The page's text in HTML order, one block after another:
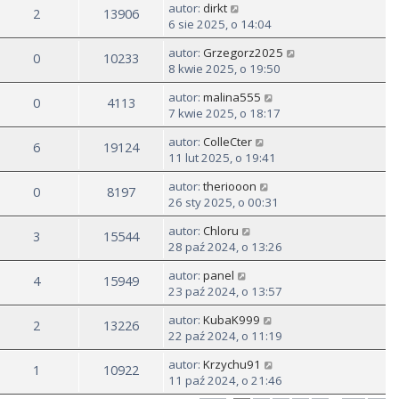
2 13906 autor: dirkt
6 sie 2025, o 14:04
0 10233 autor: Grzegorz2025
8 kwie 2025, o 19:50
0 4113 autor: malina555
7 kwie 2025, o 18:17
6 19124 autor: ColleCter
11 lut 2025, o 19:41
0 8197 autor: theriooon
26 sty 2025, o 00:31
3 15544 autor: Chloru
28 paź 2024, o 13:26
4 15949 autor: panel
23 paź 2024, o 13:57
2 13226 autor: KubaK999
22 paź 2024, o 11:19
1 10922 autor: Krzychu91
11 paź 2024, o 21:46